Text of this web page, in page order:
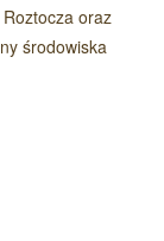
oraz
środowiska